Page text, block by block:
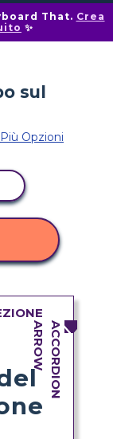
That. Crea
✨
Più Opzioni